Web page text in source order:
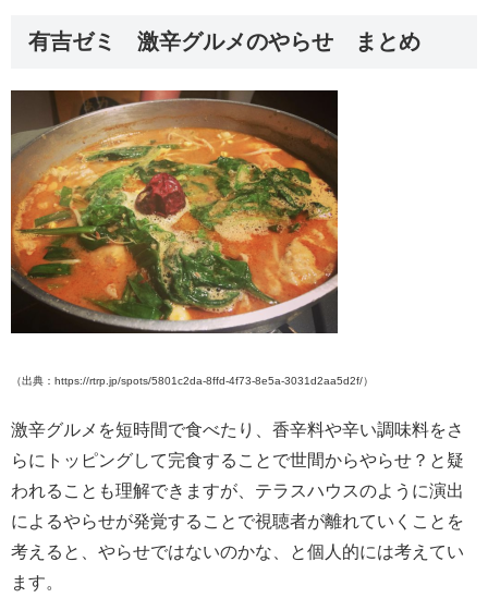
有吉ゼミ 激辛グルメのやらせ まとめ
（出典：https://rtrp.jp/spots/5801c2da-8ffd-4f73-8e5a-3031d2aa5d2f/）
激辛グルメを短時間で食べたり、香辛料や辛い調味料をさ
らにトッピングして完食することで世間からやらせ？と疑
われることも理解できますが、テラスハウスのように演出
によるやらせが発覚することで視聴者が離れていくことを
考えると、やらせではないのかな、と個人的には考えてい
ます。